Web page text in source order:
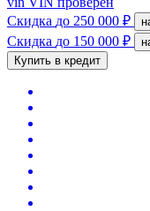
Скидка до 250 000 ₽
Скидка до 150 000 ₽
Купить в кредит